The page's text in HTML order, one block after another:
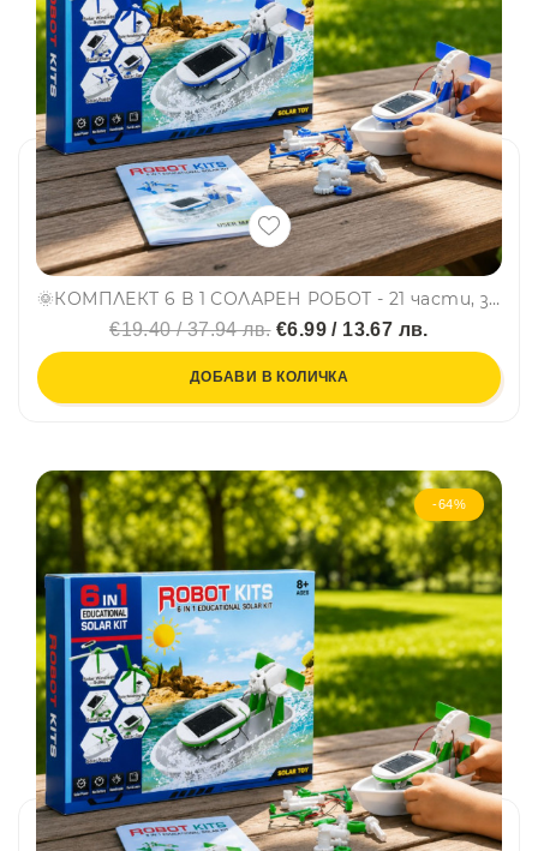
🌞КОМПЛЕКТ 6 В 1 СОЛАРЕН РОБОТ - 21 части, за създаване 6 различни робота по STEM системата - СИНЬО
€19.40 / 37.94 лв.€6.99 / 13.67 лв.
ДОБАВИ В КОЛИЧКА
-64%